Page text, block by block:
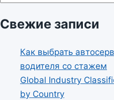
Свежие записи
Как выбрать
водителя со стажем
Global Industry
by Country